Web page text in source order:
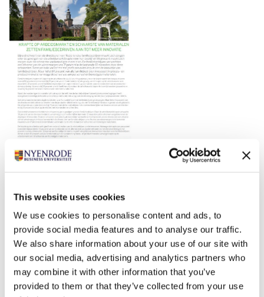
This website uses cookies
We use cookies to personalise content and ads, to
provide social media features and to analyse our traffic.
We also share information about your use of our site with
our social media, advertising and analytics partners who
may combine it with other information that you’ve
provided to them or that they’ve collected from your use
Krapte op arbeidsmarkt en schaarste van materialen
zetten aan tot meer innovatie